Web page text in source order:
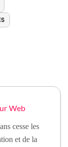
Web
cesse les
et de la